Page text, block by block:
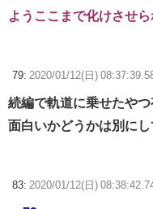
ようここまで化けさせ
79: 2020/01/12(日)
続編で軌道に乗せたや
面白いかどうかは別にし
83: 2020/01/12(日)